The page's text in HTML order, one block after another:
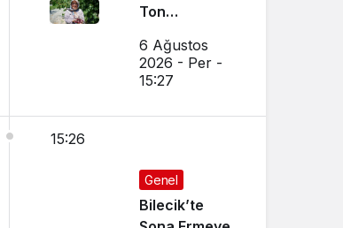
Ton
6 Ağustos
2026 - Per -
15:27
15:26
Genel
Bilecik’te